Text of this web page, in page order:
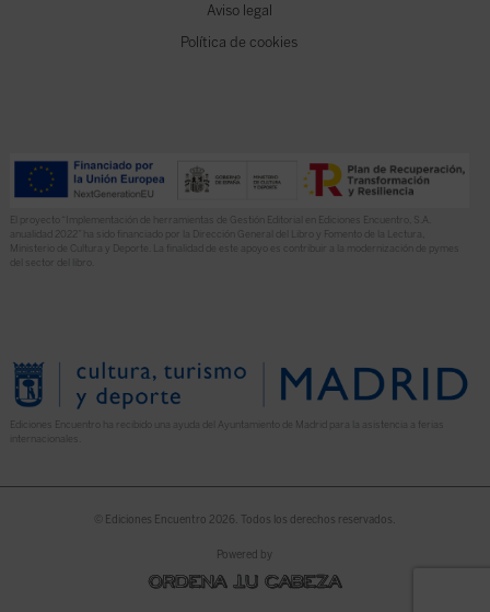
Aviso legal
Política de cookies
El proyecto “Implementación de herramientas de Gestión Editorial en Ediciones Encuentro, S.A.
anualidad 2022” ha sido financiado por la Dirección General del Libro y Fomento de la Lectura,
Ministerio de Cultura y Deporte. La finalidad de este apoyo es contribuir a la modernización de pymes
del sector del libro.
Ediciones Encuentro ha recibido una ayuda del Ayuntamiento de Madrid para la asistencia a ferias
© Ediciones Encuentro 2026. Todos los derechos reservados.
Powered by